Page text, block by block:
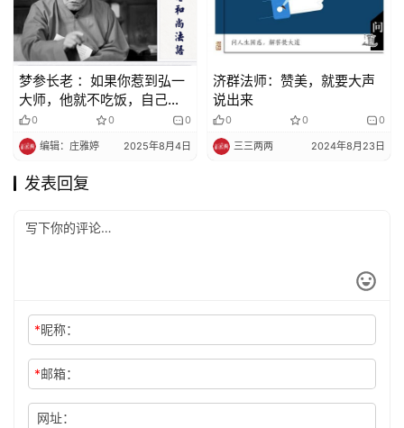
梦参长老 ：如果你惹到弘一
大师，他就不吃饭，自己忏
悔，绝不说一句话伤害别
0 0 0
编辑：庄雅婷 2025年8月4日
济群法师：赞美，就要大声
说出来
0 0 0
三三两两 2024年8月23日
发表回复
*昵称：
*邮箱：
网址：